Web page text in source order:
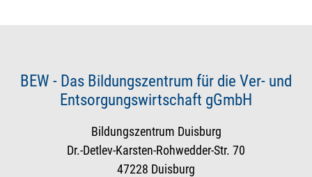
BEW - Das Bildungszentrum für die Ver- und
Entsorgungswirtschaft gGmbH
Bildungszentrum Duisburg
Dr.-Detlev-Karsten-Rohwedder-Str. 70
47228 Duisburg